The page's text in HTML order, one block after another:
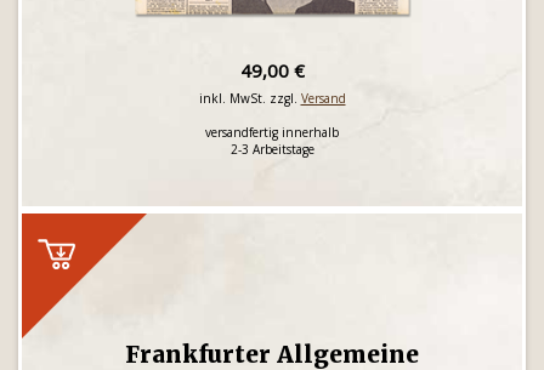
49,00 €
inkl. MwSt. zzgl. Versand
versandfertig innerhalb
2-3 Arbeitstage
Frankfurter Allgemeine